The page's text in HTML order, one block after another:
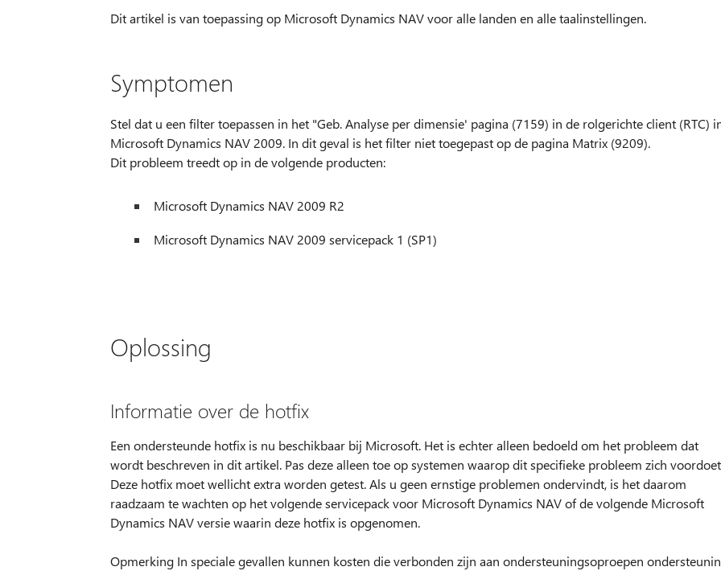
Dit artikel is van toepassing op Microsoft Dynamics NAV voor alle landen en alle taalinstellingen.
Symptomen
Stel dat u een filter toepassen in het "Geb. Analyse per dimensie' pagina (7159) in de rolgerichte client (RTC)
Microsoft Dynamics NAV 2009. In dit geval is het filter niet toegepast op de pagina Matrix (9209).
Dit probleem treedt op in de volgende producten:
Microsoft Dynamics NAV 2009 R2
Microsoft Dynamics NAV 2009 servicepack 1 (SP1)
Oplossing
Informatie over de hotfix
Een ondersteunde hotfix is nu beschikbaar bij Microsoft. Het is echter alleen bedoeld om het probleem dat
wordt beschreven in dit artikel. Pas deze alleen toe op systemen waarop dit specifieke probleem zich
Deze hotfix moet wellicht extra worden getest. Als u geen ernstige problemen ondervindt, is het daarom
raadzaam te wachten op het volgende servicepack voor Microsoft Dynamics NAV of de volgende Microsoft
Dynamics NAV versie waarin deze hotfix is opgenomen.
Opmerking In speciale gevallen kunnen kosten die verbonden zijn aan ondersteuningsoproepen